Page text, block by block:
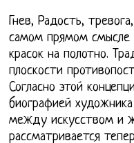
Гнев, Радость,
самом прямом смысле
красок на полотно.
плоскости
Согласно этой
биографией
между искусством и
рассматривается